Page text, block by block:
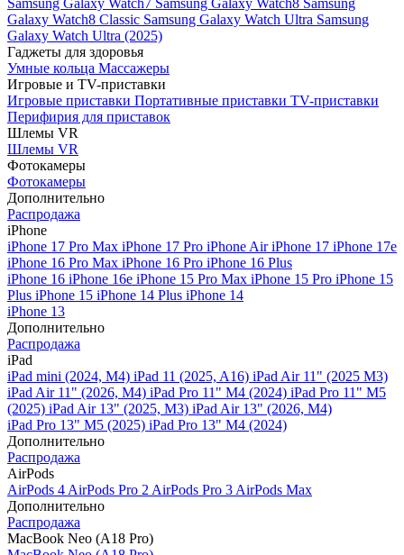
Samsung Galaxy Watch7 Samsung Galaxy Watch8 Samsung
Galaxy Watch8 Classic Samsung Galaxy Watch Ultra Samsung
Galaxy Watch Ultra (2025)
Гаджеты для здоровья
Умные кольца Массажеры
Игровые и TV-приставки
Игровые приставки Портативные приставки TV-приставки
Перифирия для приставок
Шлемы VR
Шлемы VR
Фотокамеры
Фотокамеры
Дополнительно
Распродажа
iPhone
iPhone 17 Pro Max iPhone 17 Pro iPhone AiriPhone 17 iPhone 17e
iPhone 16 Pro Max iPhone 16 Pro iPhone 16 Plus
iPhone 16 iPhone 16e iPhone 15 Pro Max iPhone 15 Pro iPhone 15
Plus iPhone 15 iPhone 14 Plus iPhone 14
iPhone 13
Дополнительно
Распродажа
iPad
iPad mini (2024, M4) iPad 11 (2025, A16) iPad Air 11" (2025 M3)
iPad Air 11" (2026, M4) iPad Pro 11" M4 (2024) iPad Pro 11" M5
(2025) iPad Air 13" (2025, M3) iPad Air 13" (2026, M4)
iPad Pro 13" M5 (2025) iPad Pro 13" M4 (2024)
Дополнительно
Распродажа
AirPods
AirPods 4 AirPods Pro 2 AirPods Pro 3 AirPods Max
Дополнительно
Распродажа
MacBook Neo (A18 Pro)